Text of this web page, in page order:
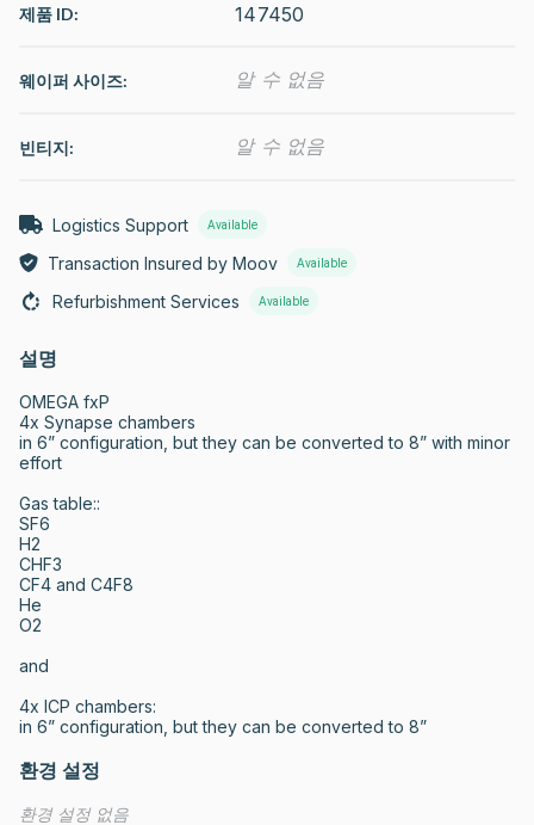
제품 ID: 147450
웨이퍼 사이즈: 알 수 없음
빈티지: 알 수 없음
Logistics Support Available
Transaction Insured by Moov Available
Refurbishment Services Available
설명
OMEGA fxP
4x Synapse chambers
in 6” configuration, but they can be converted to 8” with minor
effort
Gas table::
SF6
H2
CHF3
CF4 and C4F8
He
O2
and
4x ICP chambers:
in 6” configuration, but they can be converted to 8”
환경 설정
환경 설정 없음